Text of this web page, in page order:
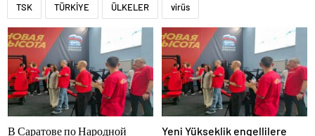
TSK TÜRKİYE ÜLKELER virüs
В Саратове по Народной
Yeni Yükseklik engellilere